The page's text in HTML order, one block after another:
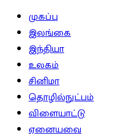
முகப்பு
இலங்கை
இந்தியா
உலகம்
சினிமா
தொழில்நுட்பம்
விளையாட்டு
ஏனையவை